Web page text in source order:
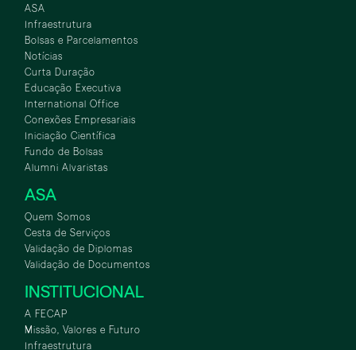
ASA
Infraestrutura
Bolsas e Parcelamentos
Notícias
Curta Duração
Educação Executiva
International Office
Conexões Empresariais
Iniciação Científica
Fundo de Bolsas
Alumni Alvaristas
ASA
Quem Somos
Cesta de Serviços
Validação de Diplomas
Validação de Documentos
INSTITUCIONAL
A FECAP
Missão, Valores e Futuro
Infraestrutura